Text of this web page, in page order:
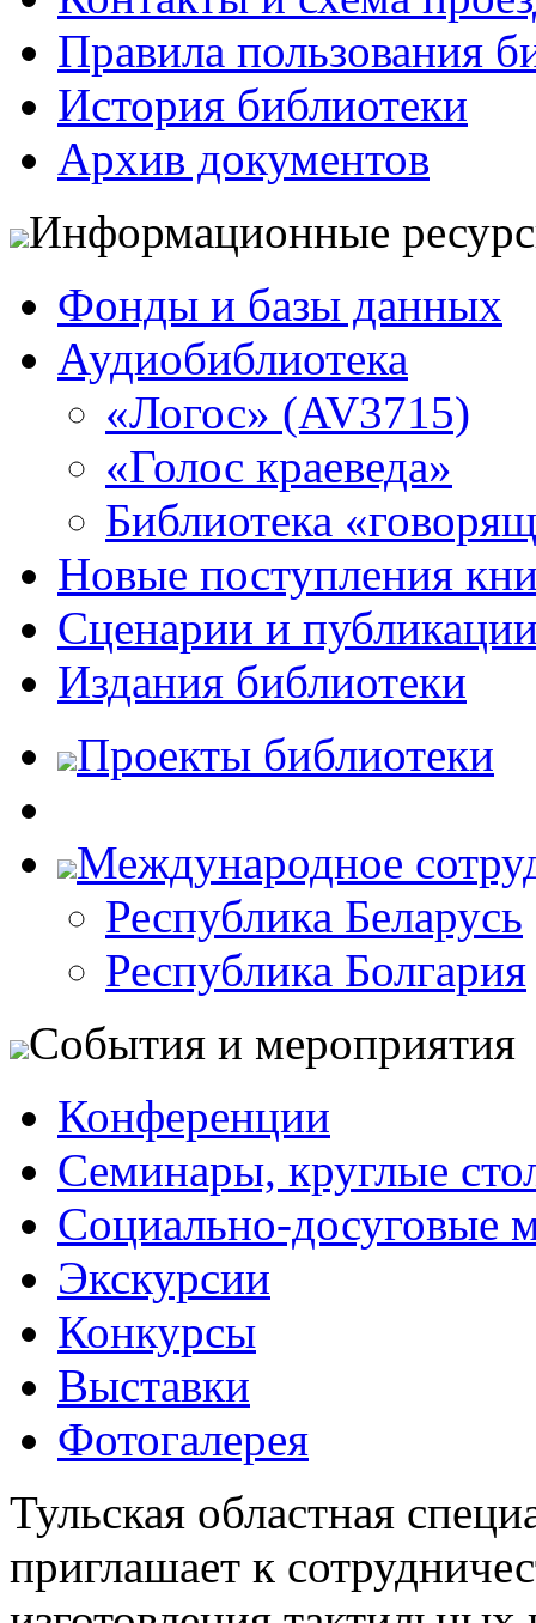
Правила пользования
История библиотеки
Архив документов
Информационные
Фонды и базы данных
Аудиобиблиотека
«Логос» (AV3715)
«Голос краеведа»
Библиотека
Новые поступления
Сценарии и
Издания библиотеки
Проекты библиотеки
Международное
Республика Беларусь
Республика Болгария
События и мероприятия
Конференции
Семинары, круглые
Социально-досуговые
Экскурсии
Конкурсы
Выставки
Фотогалерея
Тульская областная
приглашает к